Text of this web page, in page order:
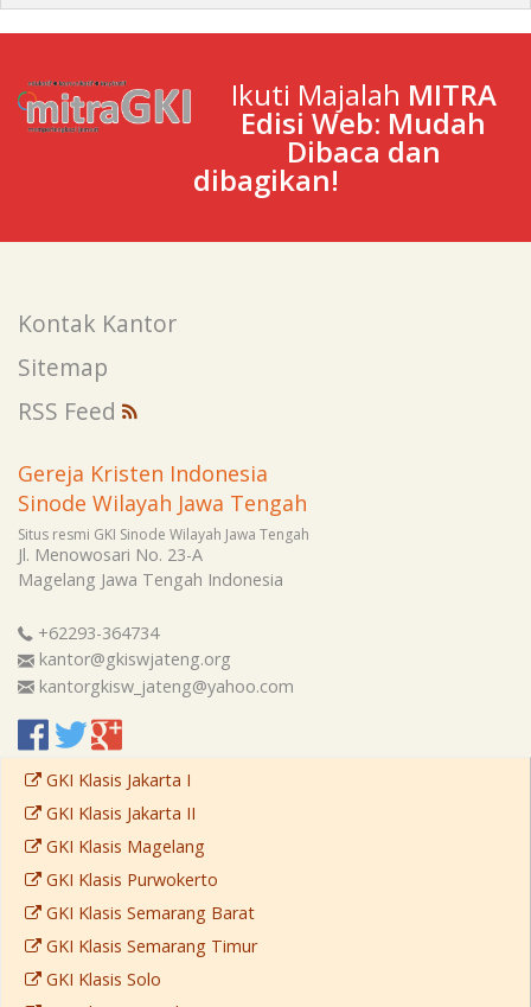
Ikuti Majalah MITRA
Edisi Web: Mudah
Dibaca dan
dibagikan!
Kontak Kantor
Sitemap
RSS Feed
Gereja Kristen Indonesia
Sinode Wilayah Jawa Tengah
Situs resmi GKI Sinode Wilayah Jawa Tengah
Jl. Menowosari No. 23-A
Magelang Jawa Tengah Indonesia
+62293-364734
kantor@gkiswjateng.org
kantorgkisw_jateng@yahoo.com
GKI Klasis Jakarta I
GKI Klasis Jakarta II
GKI Klasis Magelang
GKI Klasis Purwokerto
GKI Klasis Semarang Barat
GKI Klasis Semarang Timur
GKI Klasis Solo